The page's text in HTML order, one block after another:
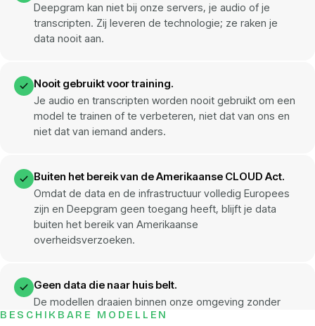
Deepgram kan niet bij onze servers, je audio of je
transcripten. Zij leveren de technologie; ze raken je
data nooit aan.
Nooit gebruikt voor training.
Je audio en transcripten worden nooit gebruikt om een
model te trainen of te verbeteren, niet dat van ons en
niet dat van iemand anders.
Buiten het bereik van de Amerikaanse CLOUD Act.
Omdat de data en de infrastructuur volledig Europees
zijn en Deepgram geen toegang heeft, blijft je data
buiten het bereik van Amerikaanse
overheidsverzoeken.
Geen data die naar huis belt.
De modellen draaien binnen onze omgeving zonder
telemetrie terug naar Deepgram. Wat in onze
BESCHIKBARE MODELLEN